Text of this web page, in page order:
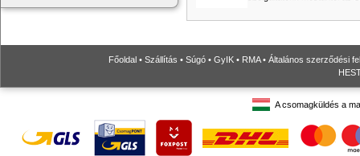
Főoldal • Szállítás • Súgó • GyIK • RMA• Általános szerződési
A csomagküldés a